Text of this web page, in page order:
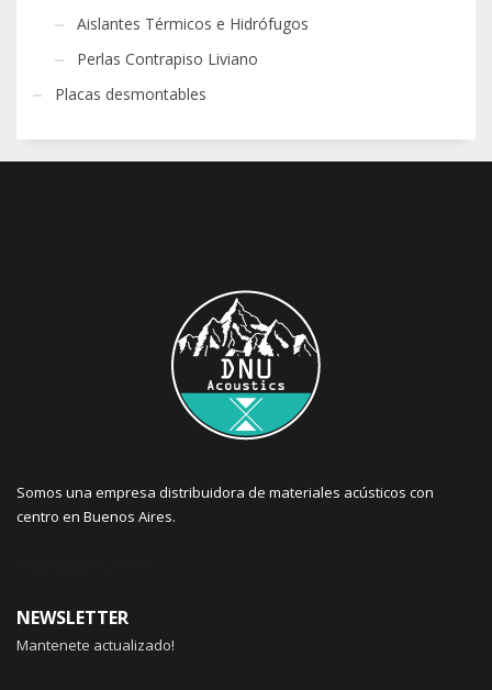
Aislantes Térmicos e Hidrófugos
Perlas Contrapiso Liviano
Placas desmontables
Somos una empresa distribuidora de materiales acústicos con
centro en Buenos Aires.
NEWSLETTER
Mantenete actualizado!